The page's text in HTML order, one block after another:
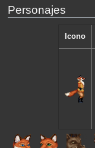
Personajes
Icono